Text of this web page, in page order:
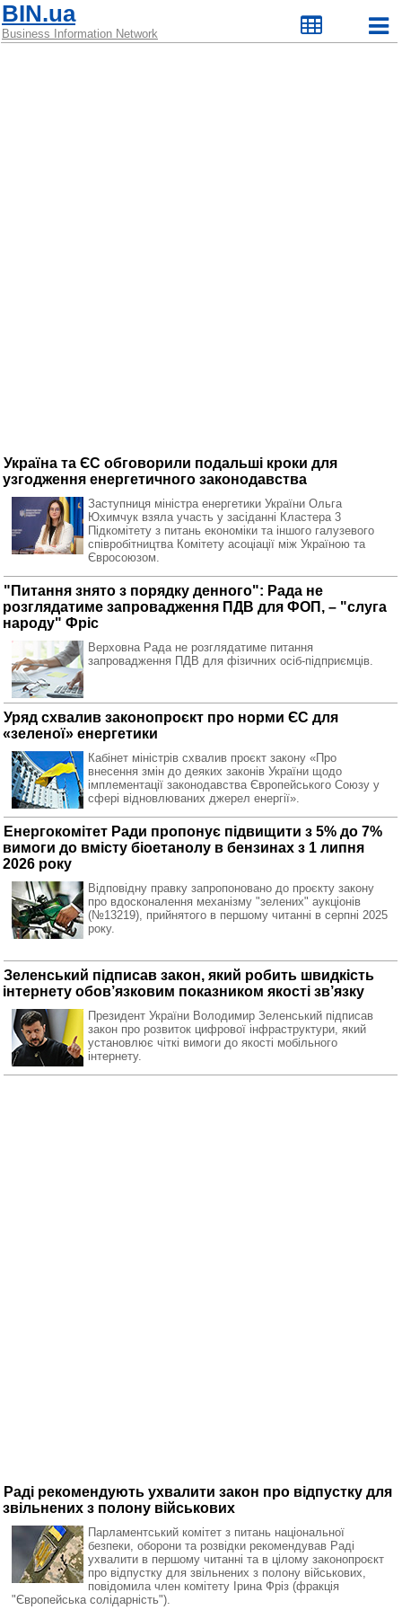
BIN.ua
Business Information Network
Україна та ЄС обговорили подальші кроки для
узгодження енергетичного законодавства
Заступниця міністра енергетики України Ольга
Юхимчук взяла участь у засіданні Кластера 3
Підкомітету з питань економіки та іншого галузевого
співробітництва Комітету асоціації між Україною та
Євросоюзом.
"Питання знято з порядку денного": Рада не
розглядатиме запровадження ПДВ для ФОП, – "слуга
народу" Фріс
Верховна Рада не розглядатиме питання
запровадження ПДВ для фізичних осіб-підприємців.
Уряд схвалив законопроєкт про норми ЄС для
«зеленої» енергетики
Кабінет міністрів схвалив проєкт закону «Про
внесення змін до деяких законів України щодо
імплементації законодавства Європейського Союзу у
сфері відновлюваних джерел енергії».
Енергокомітет Ради пропонує підвищити з 5% до 7%
вимоги до вмісту біоетанолу в бензинах з 1 липня
2026 року
Відповідну правку запропоновано до проєкту закону
про вдосконалення механізму "зелених" аукціонів
(№13219), прийнятого в першому читанні в серпні 2025
року.
Зеленський підписав закон, який робить швидкість
інтернету обов’язковим показником якості зв’язку
Президент України Володимир Зеленський підписав
закон про розвиток цифрової інфраструктури, який
установлює чіткі вимоги до якості мобільного
інтернету.
Раді рекомендують ухвалити закон про відпустку для
звільнених з полону військових
Парламентський комітет з питань національної
безпеки, оборони та розвідки рекомендував Раді
ухвалити в першому читанні та в цілому законопроєкт
про відпустку для звільнених з полону військових,
повідомила член комітету Ірина Фріз (фракція
"Європейська солідарність").